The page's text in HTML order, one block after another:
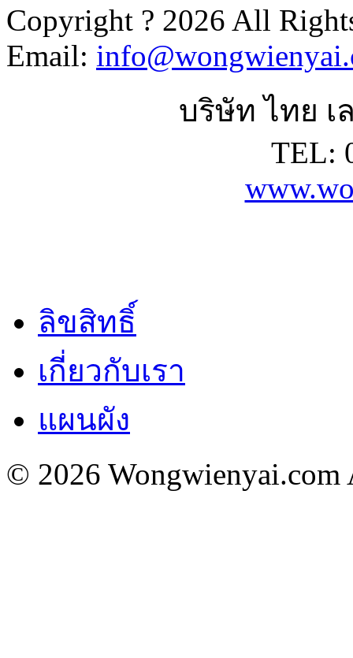
Copyright ? 2026 All
Email:
บริษัท ไทย เ
TEL:
ลิขสิทธิ์
เกี่ยวกับเรา
แผนผัง
© 2026 Wongwienyai.com